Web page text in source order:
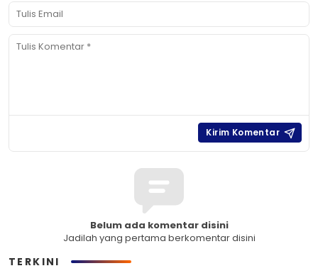
Belum ada komentar disini
Jadilah yang pertama berkomentar disini
TERKINI